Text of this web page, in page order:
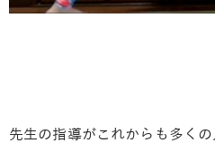
先生の指導がこれからも多く